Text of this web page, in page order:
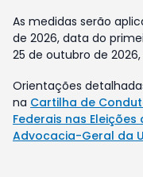
As medidas serão
de 2026, data do
25 de outubro de
Orientações
na Cartilha de
Federais nas
Advocacia-Geral da